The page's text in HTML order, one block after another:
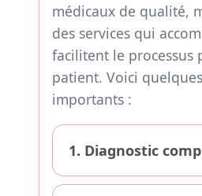
médicaux de qualité,
des services qui
facilitent le processus
patient. Voici
importants :
1. Diagnostic